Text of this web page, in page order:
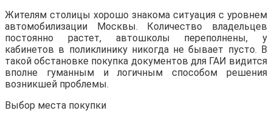
Жителям столицы хорошо знакома ситуация с уровнем
автомобилизации Москвы. Количество владельцев
постоянно растет, автошколы переполнены, у
кабинетов в поликлинику никогда не бывает пусто. В
такой обстановке покупка документов для ГАИ видится
вполне гуманным и логичным способом решения
возникшей проблемы.
Выбор места покупки